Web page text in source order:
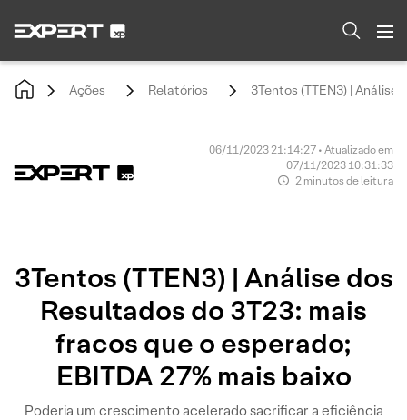
Ações Relatórios 3Tentos (TTEN3) | Análise
06/11/2023 21:14:27 • Atualizado em
07/11/2023 10:31:33
2 minutos de leitura
3Tentos (TTEN3) | Análise dos
Resultados do 3T23: mais
fracos que o esperado;
EBITDA 27% mais baixo
Poderia um crescimento acelerado sacrificar a eficiência